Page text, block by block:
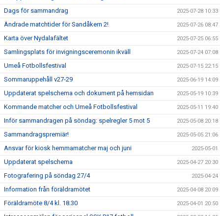
Dags för sammandrag 2025-07-28 10:33
Ändrade matchtider för Sandåkern 2! 2025-07-26 08:47
Karta över Nydalafältet 2025-07-25 06:55
Samlingsplats för invigningsceremonin ikväll 2025-07-24 07:08
Umeå Fotbollsfestival 2025-07-15 22:15
Sommaruppehåll v27-29 2025-06-19 14:09
Uppdaterat spelschema och dokument på hemsidan 2025-05-19 10:39
Kommande matcher och Umeå Fotbollsfestival 2025-05-11 19:40
Inför sammandragen på söndag: spelregler 5 mot 5 2025-05-08 20:18
Sammandragspremiär! 2025-05-05 21:06
Ansvar för kiosk hemmamatcher maj och juni 2025-05-01
Uppdaterat spelschema 2025-04-27 20:30
Fotografering på söndag 27/4 2025-04-24
Information från föräldramötet 2025-04-08 20:09
Föräldramöte 8/4 kl. 18.30 2025-04-01 20:50